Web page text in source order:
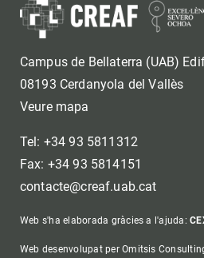
Campus de Bellaterra (UAB)
08193 Cerdanyola del Vallès
Veure mapa
Tel: +34 93 5811312
Fax: +34 93 5814151
contacte@creaf.uab.cat
Web s'ha elaborada gràcies a l'ajuda:
Web desenvolupat per Omitsis